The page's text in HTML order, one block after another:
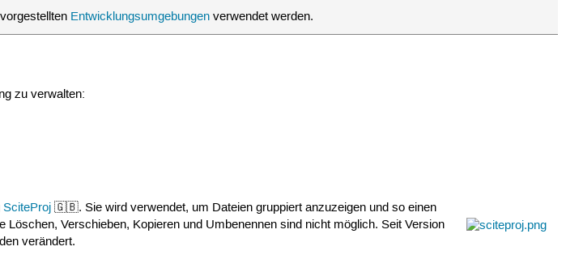
| Eingabemodus:$(OverType)
Entwicklungsumgebungen verwendet werden.
zu verwalten:
SciteProj 🇬🇧. Sie wird verwendet, um Dateien gruppiert anzuzeigen und so einen
Verschieben, Kopieren und Umbenennen sind nicht möglich. Seit Version
verändert.